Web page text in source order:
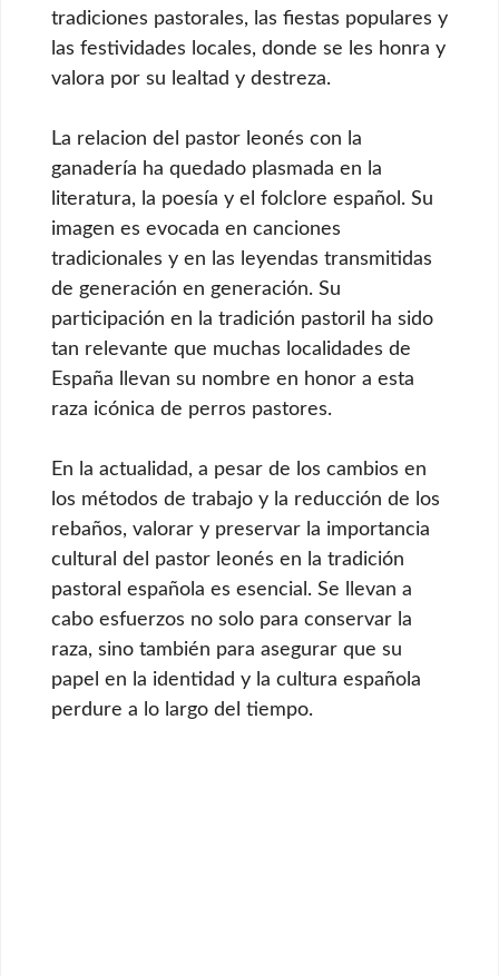
tradiciones pastorales, las fiestas populares y
las festividades locales, donde se les honra y
valora por su lealtad y destreza.
La relacion del pastor leonés con la
ganadería ha quedado plasmada en la
literatura, la poesía y el folclore español. Su
imagen es evocada en canciones
tradicionales y en las leyendas transmitidas
de generación en generación. Su
participación en la tradición pastoril ha sido
tan relevante que muchas localidades de
España llevan su nombre en honor a esta
raza icónica de perros pastores.
En la actualidad, a pesar de los cambios en
los métodos de trabajo y la reducción de los
rebaños, valorar y preservar la importancia
cultural del pastor leonés en la tradición
pastoral española es esencial. Se llevan a
cabo esfuerzos no solo para conservar la
raza, sino también para asegurar que su
papel en la identidad y la cultura española
perdure a lo largo del tiempo.